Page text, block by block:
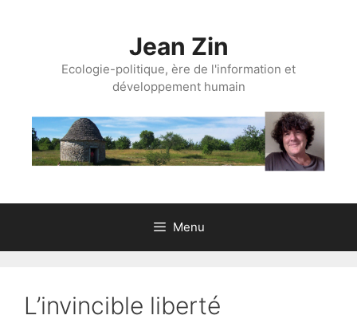
Jean Zin
Ecologie-politique, ère de l'information et
développement humain
Menu
L’invincible liberté